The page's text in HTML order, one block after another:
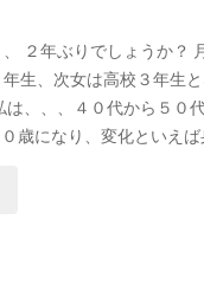
２年ぶりでしょうか？
生、次女は高校３年生
は、、、４０代から５０
歳になり、変化といえば